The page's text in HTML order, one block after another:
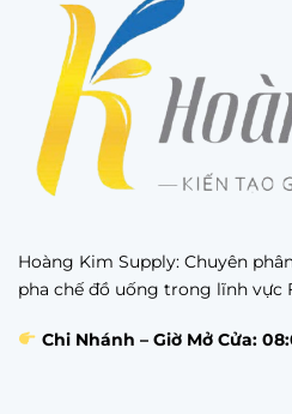
Hoàng Kim Supply: Chuyên
pha chế đồ uống trong lĩnh vực
Chi Nhánh – Giờ Mở Cửa: